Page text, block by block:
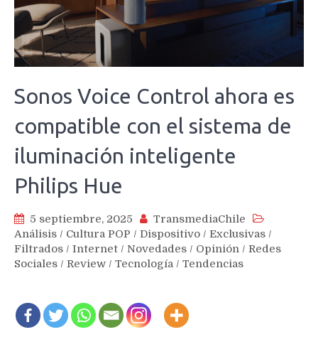
Sonos Voice Control ahora es
compatible con el sistema de
iluminación inteligente
Philips Hue
5 septiembre, 2025
TransmediaChile
Análisis / Cultura POP / Dispositivo / Exclusivas /
Filtrados / Internet / Novedades / Opinión / Redes
Sociales / Review / Tecnología / Tendencias